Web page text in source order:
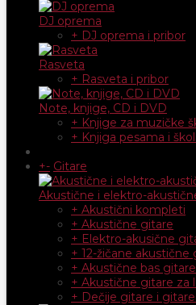
DJ oprema
+ DJ oprema i pribor
Rasveta
+ Rasveta i pribor
Note, knjige, CD i DVD
+ Knjige za muzičke
+ Knjiga pesama i
+- Gitare
Akustične i elektro-
+ Akustični kompleti
+ Akustične gitare
+ Elektro-akusične
+ 12-žičane akustične
+ Akustične bas gitare
+ Akustične gitare za
+ Dečije gitare i